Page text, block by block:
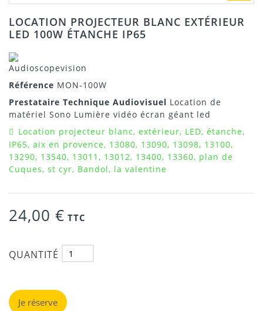
LOCATION PROJECTEUR BLANC EXTÉRIEUR
LED 100W ÉTANCHE IP65
Référence MON-100W
Prestataire Technique Audiovisuel Location de
matériel Sono Lumière vidéo écran géant led
Location projecteur blanc, extérieur, LED, étanche,
IP65, aix en provence, 13080, 13090, 13098, 13100,
13290, 13540, 13011, 13012, 13400, 13360, plan de
Cuques, st cyr, Bandol, la valentine
24,00 € TTC
QUANTITÉ
Je réserve